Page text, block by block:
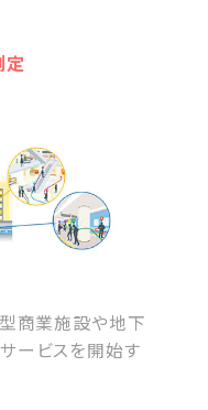
定
商業施設や地下
ービスを開始す